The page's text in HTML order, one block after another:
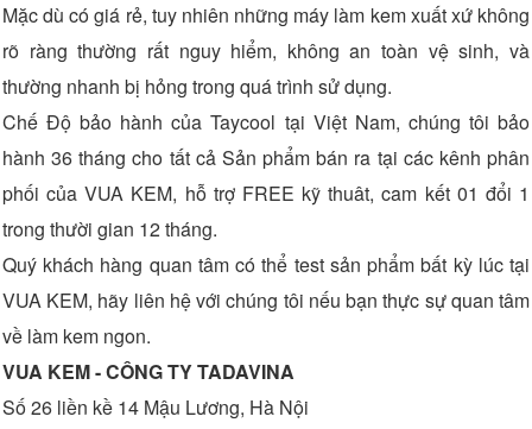
Mặc dù có giá rẻ, tuy nhiên những máy làm kem xuất xứ không
rõ ràng thường rất nguy hiểm, không an toàn vệ sinh, và
thường nhanh bị hỏng trong quá trình sử dụng.
Chế Độ bảo hành của Taycool tại Việt Nam, chúng tôi bảo
hành 36 tháng cho tất cả Sản phẩm bán ra tại các kênh phân
phối của VUA KEM, hỗ trợ FREE kỹ thuât, cam kết 01 đổi 1
trong thười gian 12 tháng.
Quý khách hàng quan tâm có thể test sản phẩm bất kỳ lúc tại
VUA KEM, hãy liên hệ với chúng tôi nếu bạn thực sự quan tâm
về làm kem ngon.
VUA KEM - CÔNG TY TADAVINA
Số 26 liền kề 14 Mậu Lương, Hà Nội